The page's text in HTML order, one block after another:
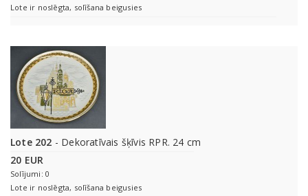
Lote ir noslēgta, solīšana beigusies
Lote 202 - Dekoratīvais šķīvis RPR. 24 cm
20 EUR
Solījumi: 0
Lote ir noslēgta, solīšana beigusies